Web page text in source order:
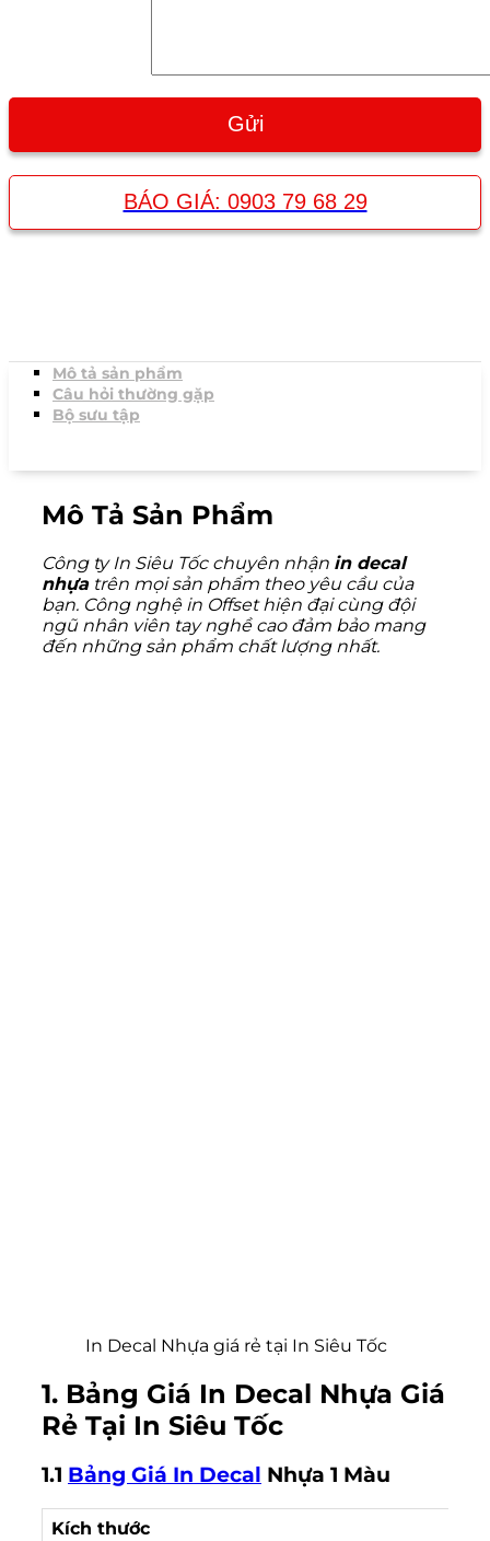
BÁO GIÁ: 0903 79 68 29
Mô tả sản phẩm
Câu hỏi thường gặp
Bộ sưu tập
Mô Tả Sản Phẩm
Công ty In Siêu Tốc chuyên nhận in decal
nhựatrên mọi sản phẩm theo yêu cầu của
bạn. Công nghệ in Offset hiện đại cùng đội
ngũ nhân viên tay nghề cao đảm bảo mang
đến những sản phẩm chất lượng nhất.
In Decal Nhựa giá rẻ tại In Siêu Tốc
1. Bảng Giá In Decal Nhựa Giá
Rẻ Tại In Siêu Tốc
1.1 Bảng Giá In Decal Nhựa 1 Màu
Kích thước